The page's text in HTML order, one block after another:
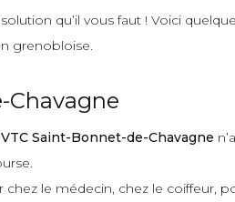
solution qu’il vous faut ! Voici
grenobloise.
Chavagne
Saint-Bonnet-de-Chavagne
chez le médecin, chez le coiffeur,